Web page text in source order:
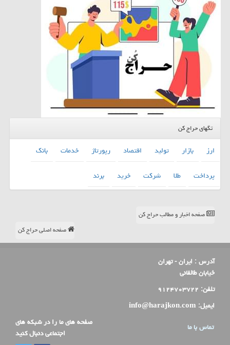
تگهای حراج کن
ارز بازار تولید اقتصاد رپورتاژ خدمات
بانك
پرداخت
طلا شركت خرید برند
صفحه اخبار و مطالب حراج کن
صفحه اصلی حراج کن
آدرس : ایران - تهران
خیابان طالقانی
تلفن: ۹۱۲۴۷۰۳۷۲۲
ایمیل: info@harajkon.com
تماس با ما
صفحه های ما را در شبکه های
اجتماعی دنبال کنید